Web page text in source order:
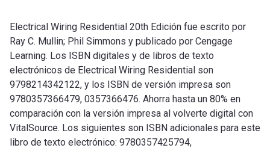
Electrical Wiring Residential 20th Edición fue escrito por
Ray C. Mullin; Phil Simmons y publicado por Cengage
Learning. Los ISBN digitales y de libros de texto
electrónicos de Electrical Wiring Residential son
9798214342122, y los ISBN de versión impresa son
9780357366479, 0357366476. Ahorra hasta un 80% en
comparación con la versión impresa al volverte digital con
VitalSource. Los siguientes son ISBN adicionales para este
libro de texto electrónico: 9780357425794,